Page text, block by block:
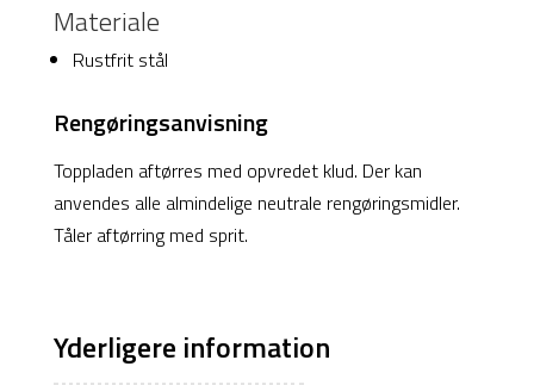
Rustfrit
stål
Materiale
Rustfrit stål
Rengøringsanvisning
Toppladen aftørres med opvredet klud. Der kan
anvendes alle almindelige neutrale rengøringsmidler.
Tåler aftørring med sprit.
Yderligere information